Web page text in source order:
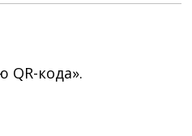
QR-кода».